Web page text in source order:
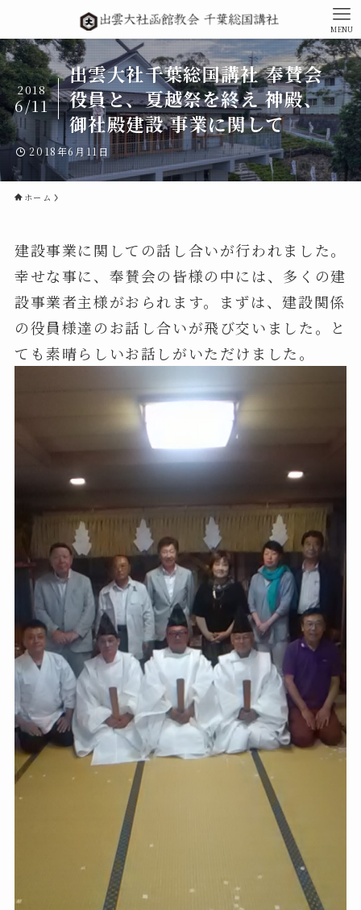
MENU
出雲大社千葉総国講社 奉賛会
役員と、夏越祭を終え 神殿、
御社殿建設 事業に関して
2018
6/11
2018年6月11日
ホーム
建設事業に関しての話し合いが行われました。
幸せな事に、奉賛会の皆様の中には、多くの建
設事業者主様がおられます。まずは、建設関係
の役員様達のお話し合いが飛び交いました。と
ても素晴らしいお話しがいただけました。